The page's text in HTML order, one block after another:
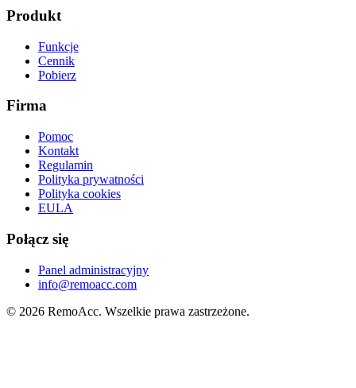
Produkt
Funkcje
Cennik
Pobierz
Firma
Pomoc
Kontakt
Regulamin
Polityka prywatności
Polityka cookies
EULA
Połącz się
Panel administracyjny
info@remoacc.com
© 2026 RemoAcc. Wszelkie prawa zastrzeżone.